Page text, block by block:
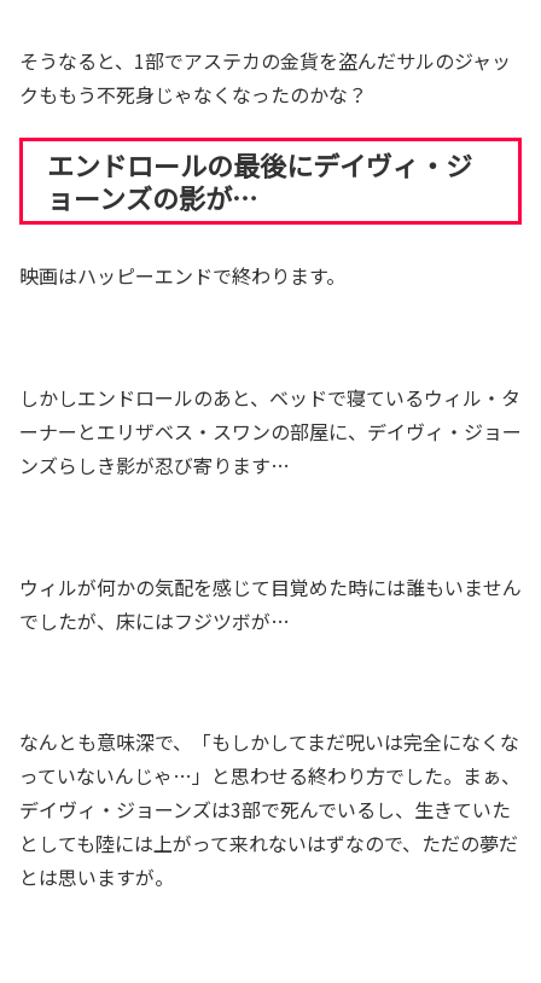
そうなると、1部でアステカの金貨を盗んだサルのジャッ
クももう不死身じゃなくなったのかな？
エンドロールの最後にデイヴィ・ジ
ョーンズの影が…
映画はハッピーエンドで終わります。
しかしエンドロールのあと、ベッドで寝ているウィル・タ
ーナーとエリザベス・スワンの部屋に、デイヴィ・ジョー
ンズらしき影が忍び寄ります…
ウィルが何かの気配を感じて目覚めた時には誰もいません
でしたが、床にはフジツボが…
なんとも意味深で、「もしかしてまだ呪いは完全になくな
っていないんじゃ…」と思わせる終わり方でした。まぁ、
デイヴィ・ジョーンズは3部で死んでいるし、生きていた
としても陸には上がって来れないはずなので、ただの夢だ
とは思いますが。